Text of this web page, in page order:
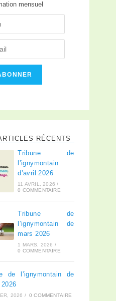
mensuel
RÉCENTS
Tribune de
l’ignymontain
d’avril 2026
11 AVRIL, 2026 /
0 COMMENTAIRE
Tribune de
l’ignymontain de
mars 2026
1 MARS, 2026 /
0 COMMENTAIRE
de l’ignymontain de
2026 / 0 COMMENTAIRE